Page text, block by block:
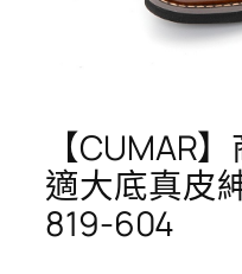
【CUMAR
適大底真皮
819-604